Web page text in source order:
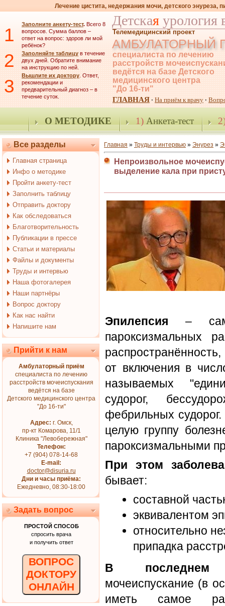
Лечение цистита, недержания мочи, детского энуреза,
1 Заполните анкету-тест. Всего 8
вопросов. Сумма баллов –
ответ на вопрос: здоров ли мой
ребёнок?
2 Заполняйте таблицу в течение
двух дней. Обратите внимание
на инструкцию по ней.
3 Вышлите их доктору. Ответ,
рекомендации и
предварительный диагноз – в
течение суток.
Детская урология
Телемедицинский проект
АМБУЛАТОРНЫЙ
специалиста по лечению
расстройств
ведётся на базе Детского
медицинского центра
"До 16-ти"
ГЛАВНАЯ · На приём к врачу ·
О МЕТОДИКЕ 1)Анкета-тест
Все разделы
Главная страница
Инфо о методике
Пройти анкету-тест
Заполнить таблицу
Отправить доктору
Как обследоваться
Благотворительность
Публикации в прессе
Статьи и материалы
Файлы и документы
Труды и интервью
Наша фотогалерея
Наши партнёры
Вопрос доктору
Как нас найти
Напишите нам
Прийти к нам
Амбулаторный приём
специалиста по лечению
расстройств мочеиспускания
ведётся на базе
Детского медицинского центра
"До 16-ти"
Адрес: г. Омск,
пр-кт Комарова, 11/1
Клиника "Левобережная"
Телефон:
+7 (904) 078-14-68
E-mail:
doctor@disuria.ru
Дни и часы приёма:
Ежедневно, 08:30-18:00
Задать вопрос
ПРОСТОЙ СПОСОБ
спросить врача
и получить ответ
ВОПРОС
ДОКТОРУ
ОНЛАЙН
Главная » Труды и интервью » Энурез »
Непроизвольное
выделение кала при
Эпилепсия –
пароксизмальных
от включения в
называемых
судорог,
фебрильных
целую группу
пароксизмальными
При этом
бывает:
составной
эквивалентом
относительно
припадка
В последнем
мочеиспускание (в
иметь самое